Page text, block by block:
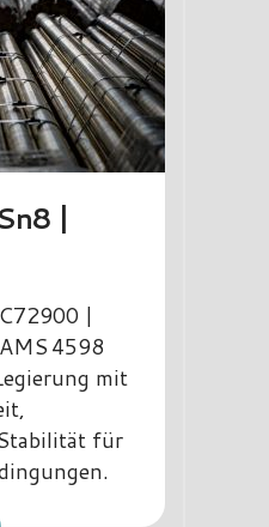
|
|
4598
mit
für